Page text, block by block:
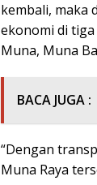
kembali, maka
ekonomi di
Muna, Muna
BACA JUGA :
“Dengan
Muna Raya